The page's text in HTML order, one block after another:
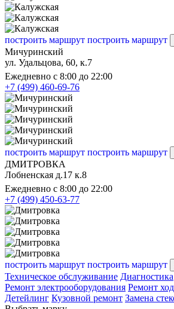
построить маршрут построить маршрут
Мичуринский
ул. Удальцова, 60, к.7
Ежедневно с 8:00 до 22:00
+7 (499) 460-69-76
построить маршрут построить маршрут
ДМИТРОВКА
Лобненская д.17 к.8
Ежедневно с 8:00 до 22:00
+7 (499) 450-63-77
построить маршрут построить маршрут
Техническое обслуживание Диагностика
Ремонт электрооборудования Ремонт
Детейлинг Кузовной ремонт Замена